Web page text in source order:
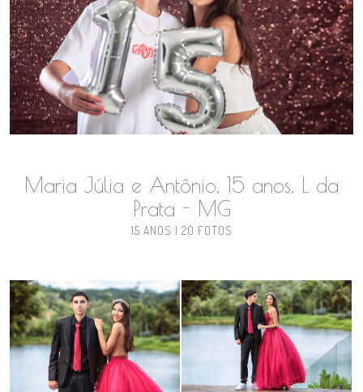
Maria Júlia e Antônio, 15 anos, L da
Prata - MG
15 ANOS | 20 FOTOS
Guardar Guardar